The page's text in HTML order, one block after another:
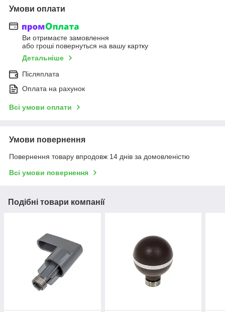
Умови оплати
Ви отримаєте замовлення
або гроші повернуться на вашу картку
Детальніше
Післяплата
Оплата на рахунок
Всі умови оплати
Умови повернення
Повернення товару впродовж 14 днів за домовленістю
Всі умови повернення
Подібні товари компанії